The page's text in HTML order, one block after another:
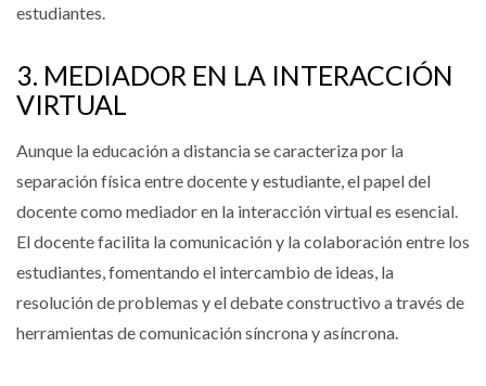
estudiantes.
3. MEDIADOR EN LA INTERACCIÓN
VIRTUAL
Aunque la educación a distancia se caracteriza por la
separación física entre docente y estudiante, el papel del
docente como mediador en la interacción virtual es esencial.
El docente facilita la comunicación y la colaboración entre los
estudiantes, fomentando el intercambio de ideas, la
resolución de problemas y el debate constructivo a través de
herramientas de comunicación síncrona y asíncrona.